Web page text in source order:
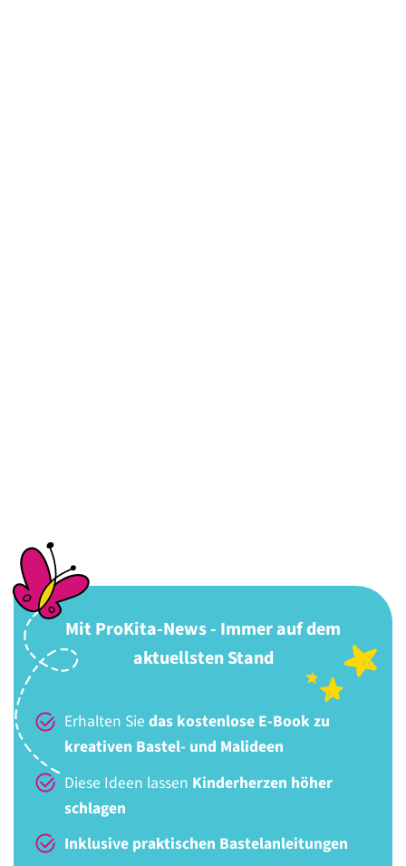
Mit ProKita-News - Immer auf dem
aktuellsten Stand
Erhalten Sie das kostenlose E-Book zu
kreativen Bastel- und Malideen
Diese Ideen lassen Kinderherzen höher
schlagen
Inklusive praktischen Bastelanleitungen